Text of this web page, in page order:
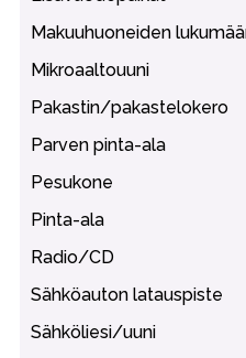
Makuuhuoneiden
Mikroaaltouuni
Pakastin/pakastelokero
Parven pinta-ala
Pesukone
Pinta-ala
Radio/CD
Sähköauton latauspiste
Sähköliesi/uuni